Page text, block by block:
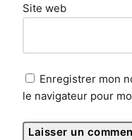
Site web
Enregistrer mon
le navigateur pour